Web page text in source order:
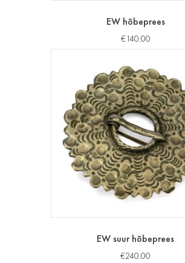
EW hõbeprees
€140.00
EW suur hõbeprees
€240.00